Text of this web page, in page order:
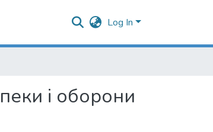
Log In
і оборони